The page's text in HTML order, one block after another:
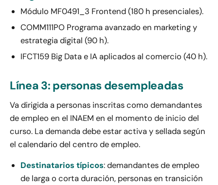
Módulo MF0491_3 Frontend (180 h presenciales).
COMM111PO Programa avanzado en marketing y
estrategia digital (90 h).
IFCT159 Big Data e IA aplicados al comercio (40 h).
Línea 3: personas desempleadas
Va dirigida a personas inscritas como demandantes
de empleo en el INAEM en el momento de inicio del
curso. La demanda debe estar activa y sellada según
el calendario del centro de empleo.
Destinatarios típicos: demandantes de empleo
de larga o corta duración, personas en transición